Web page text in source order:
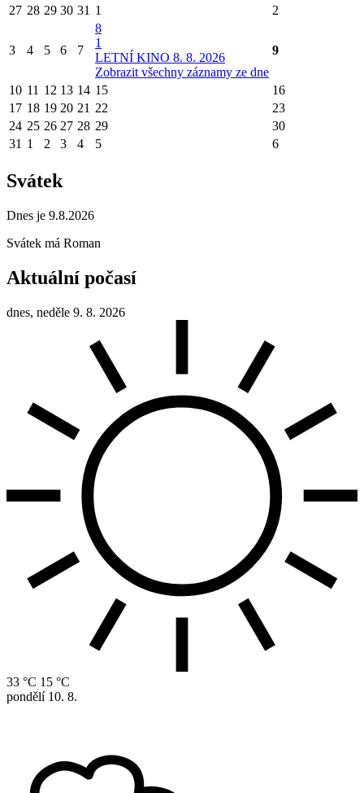
27 28 29 30 31 1 2
3 4 5 6 7
8
1
LETNÍ KINO 8. 8. 2026
Zobrazit všechny záznamy ze dne
9
10 11 12 13 14 15
16
17 18 19 20 21 22
23
24 25 26 27 28 29
30
31 1 2 3 4 5 6
Svátek
Dnes je 9.8.2026
Svátek má Roman
Aktuální počasí
dnes, neděle 9. 8. 2026
33 °C 15 °C
pondělí 10. 8.